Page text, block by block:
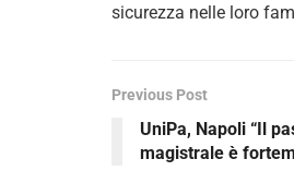
sicurezza nelle loro
Previous Post
UniPa, Napoli “Il
magistrale è